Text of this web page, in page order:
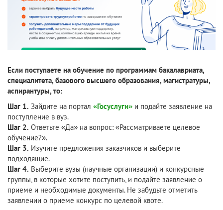
Если поступаете на обучение по программам бакалавриата,
специалитета, базового высшего образования, магистратуры,
аспирантуры, то:
Шаг 1. Зайдите на портал «Госуслуги» и подайте заявление на
поступление в вуз.
Шаг 2. Ответьте «Да» на вопрос: «Рассматриваете целевое
обучение?».
Шаг 3. Изучите предложения заказчиков и выберите
подходящие.
Шаг 4. Выберите вузы (научные организации) и конкурсные
группы, в которые хотите поступить, и подайте заявление о
приеме и необходимые документы. Не забудьте отметить
заявлении о приеме конкурс по целевой квоте.